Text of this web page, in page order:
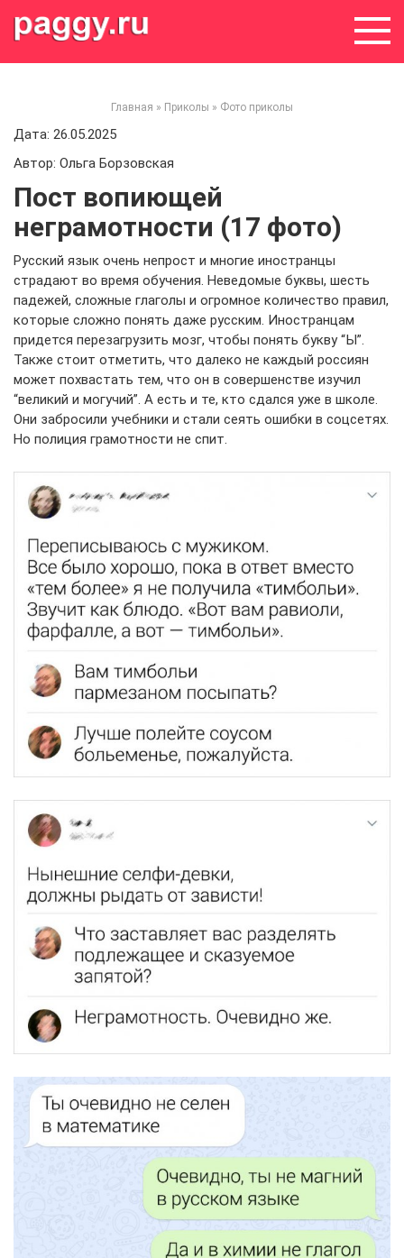
Главная » Приколы » Фото приколы
Дата: 26.05.2025
Автор: Ольга Борзовская
Пост вопиющей
неграмотности (17 фото)
Русский язык очень непрост и многие иностранцы
страдают во время обучения. Неведомые буквы, шесть
падежей, сложные глаголы и огромное количество правил,
которые сложно понять даже русским. Иностранцам
придется перезагрузить мозг, чтобы понять букву “Ы”.
Также стоит отметить, что далеко не каждый россиян
может похвастать тем, что он в совершенстве изучил
“великий и могучий”. А есть и те, кто сдался уже в школе.
Они забросили учебники и стали сеять ошибки в соцсетях.
Но полиция грамотности не спит.